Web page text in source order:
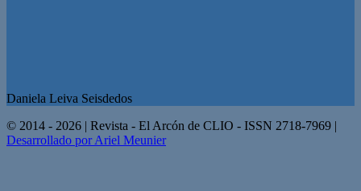
Daniela Leiva Seisdedos
© 2014 - 2026 | Revista - El Arcón de CLIO - ISSN 2718-7969 |
Desarrollado por Ariel Meunier